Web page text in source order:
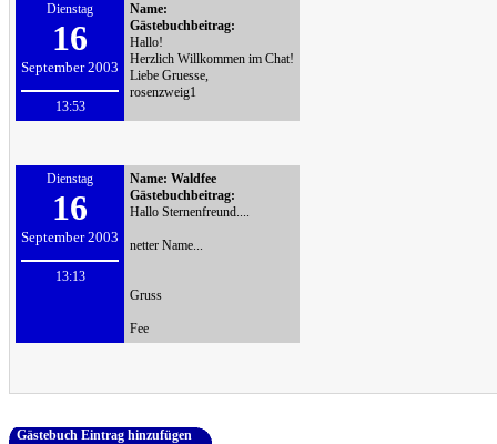
Dienstag
16
September 2003
13:53
Name:
Gästebuchbeitrag:
Hallo!
Herzlich Willkommen im Chat!
Liebe Gruesse,
rosenzweig1
Dienstag
16
September 2003
13:13
Name: Waldfee
Gästebuchbeitrag:
Hallo Sternenfreund....
netter Name...
Gruss
Fee
Gästebuch Eintrag hinzufügen